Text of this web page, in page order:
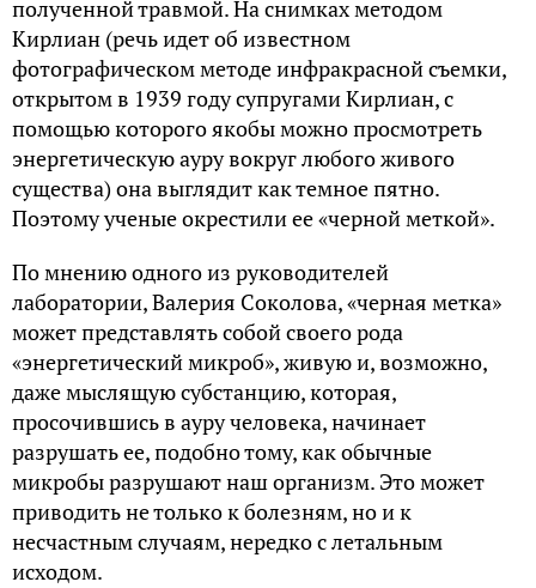
полученной травмой. На снимках методом
Кирлиан (речь идет об известном
фотографическом методе инфракрасной съемки,
открытом в 1939 году супругами Кирлиан, с
помощью которого якобы можно просмотреть
энергетическую ауру вокруг любого живого
существа) она выглядит как темное пятно.
Поэтому ученые окрестили ее «черной меткой».
По мнению одного из руководителей
лаборатории, Валерия Соколова, «черная метка»
может представлять собой своего рода
«энергетический микроб», живую и, возможно,
даже мыслящую субстанцию, которая,
просочившись в ауру человека, начинает
разрушать ее, подобно тому, как обычные
микробы разрушают наш организм. Это может
приводить не только к болезням, но и к
несчастным случаям, нередко с летальным
исходом.